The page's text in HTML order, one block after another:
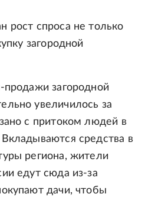
рост спроса не только
загородной
загородной
увеличилось за
с притоком людей в
средства в
региона, жители
едут сюда из-за
дачи, чтобы